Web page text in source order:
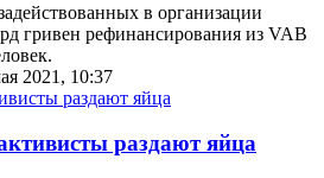
в организации
гривен рефинансирования из VAB
2021, 10:37
раздают яйца